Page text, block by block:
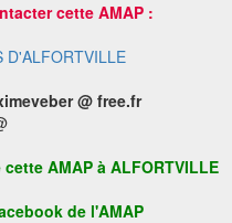
cette AMAP :
D'ALFORTVILLE
@ free.fr
AMAP à ALFORTVILLE
de l'AMAP